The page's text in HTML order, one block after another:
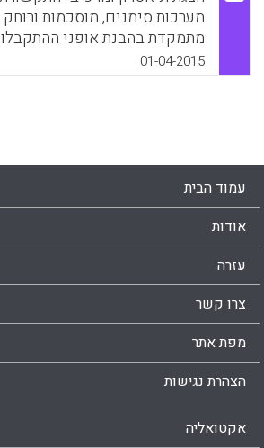
מערכות סימנים, מוסכמות
מתמקדת בהבנת אופני
תיאטרון וביחסי הגומלין בין
התיאטרונית, במטרה לברר את
WhatsApp
Facebook
Email
X
01-04-2015
עמוד הבית
אודות
עזרה
צרו קשר
מפת אתר
הצהרת נגישות
אקטואליה